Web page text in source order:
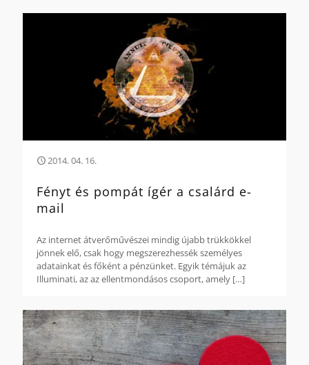
2014. 04. 16.
Fényt és pompát ígér a csalárd e-
mail
Az internet átverőművészei mindig újabb trükkökkel
jönnek elő, csak hogy megszerezhessék személyes
adatainkat és főként a pénzünket. Egyik témájuk az
Illuminati, az az ellentmondásos csoport, amely […]